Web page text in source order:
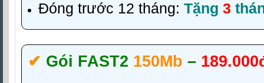
Đóng trước 12 tháng: Tặng 3
✔‎ Gói FAST2 150Mb –